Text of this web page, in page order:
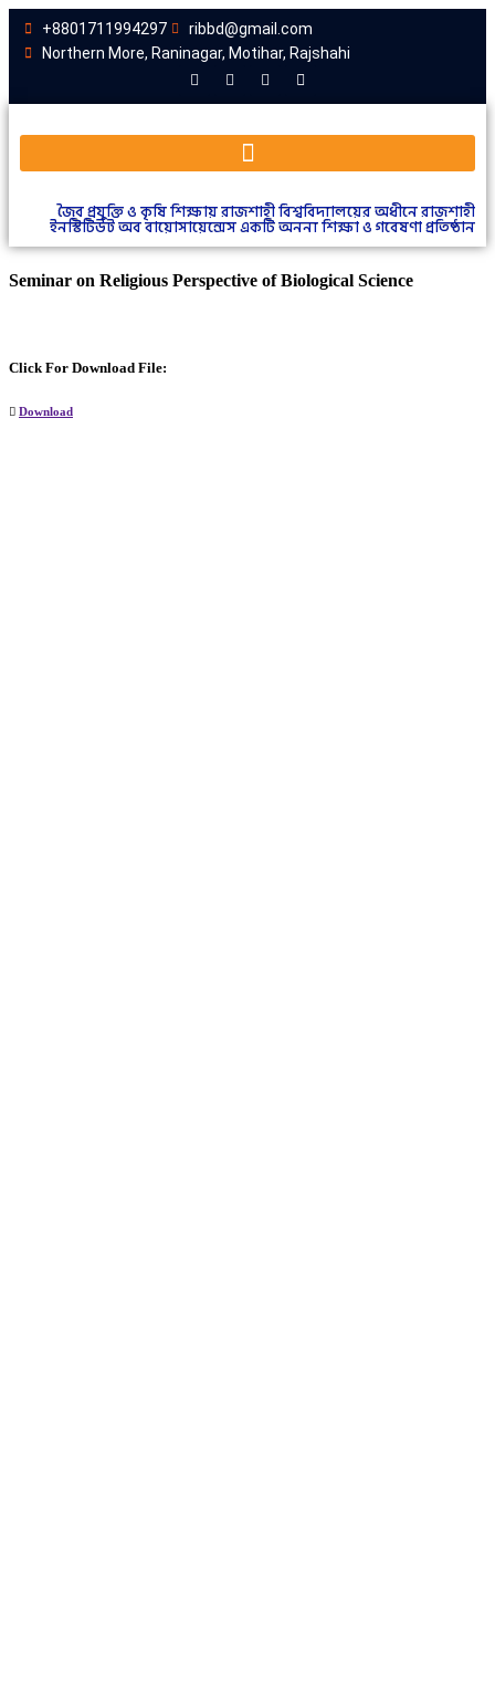
+8801711994297
ribbd@gmail.com
Northern More, Raninagar, Motihar, Rajshahi
জৈব প্রযুক্তি ও কৃষি শিক্ষায় রাজশাহী বিশ্ববিদ্যালয়ের অধীনে রাজশাহী
ইনস্টিটিউট অব বায়োসায়েন্সেস একটি অনন্য শিক্ষা ও গবেষণা প্রতিষ্ঠান
Seminar on Religious Perspective of Biological Science
Click For Download File:
Download